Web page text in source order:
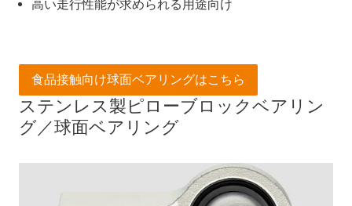
高い走行性能が求められる用途向け
ステンレス製ピローブロックベアリン
グ／球面ベアリング
食品接触向け球面ベアリングはこちら